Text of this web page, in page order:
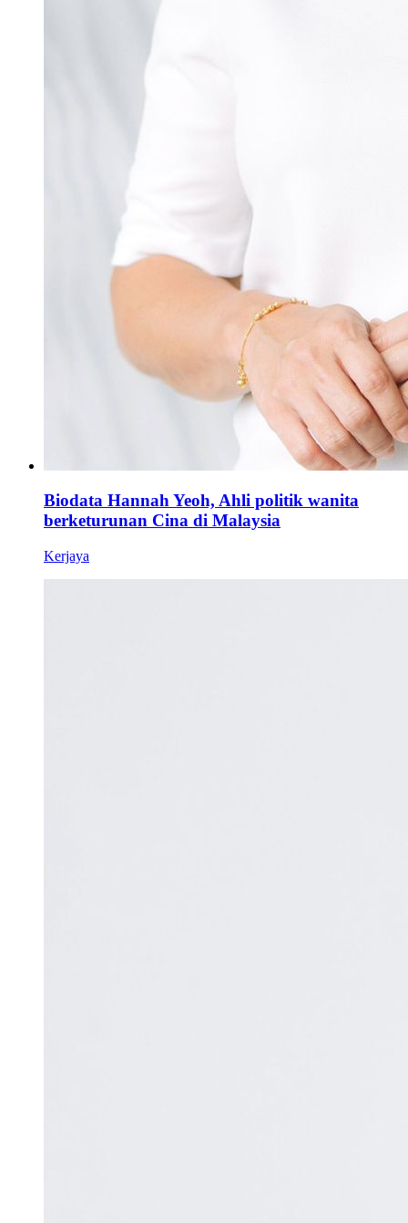
Biodata Hannah Yeoh, Ahli politik wanita
berketurunan Cina di Malaysia
Kerjaya